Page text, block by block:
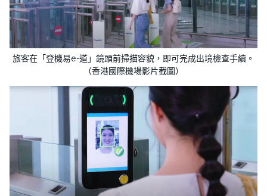
旅客在「登機易e-道」鏡頭前掃描容貌，即可完成出境檢查手續。
（​​香港國際機場影片截圖）